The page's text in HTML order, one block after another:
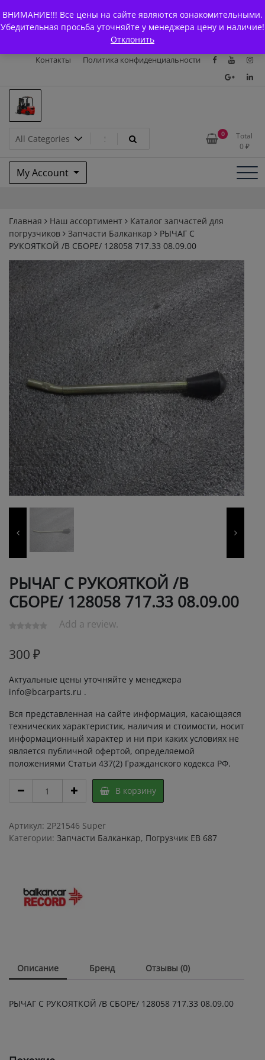
ВНИМАНИЕ!!! Все цены на сайте являются ознакомительными.
Убедительная просьба уточняйте у менеджера цену и наличие!
Отклонить
to
content
Главная
Магазин О Компании
Каталоги
Доставка и оплата
Контакты
Политика конфиденциальности
Запчасти для вилочых
погрузчиков и
электротележек Balkancar
0
Total
0 ₽
My Account
Главная Наш ассортимент
Каталог запчастей для
погрузчиков
Запчасти Балканкар
РЫЧАГ С
РУКОЯТКОЙ /В СБОРЕ/ 128058 717.33 08.09.00
РЫЧАГ С РУКОЯТКОЙ /В
СБОРЕ/ 128058 717.33 08.09.00
Add a review.
300 ₽
Актуальные цены уточняйте у менеджера
info@bcarparts.ru .
Вся представленная на сайте информация, касающаяся
технических характеристик, наличия и стоимости, носит
информационный характер и ни при каких условиях не
является публичной офертой, определяемой
положениями Статьи 437(2) Гражданского кодекса РФ.
/
В
СБОРЕ/
quantity
В корзину
Артикул: 2P21546 Super
Категории: Запчасти Балканкар, Погрузчик ЕВ 687
Описание Бренд Отзывы (0)
РЫЧАГ С РУКОЯТКОЙ /В СБОРЕ/ 128058 717.33 08.09.00